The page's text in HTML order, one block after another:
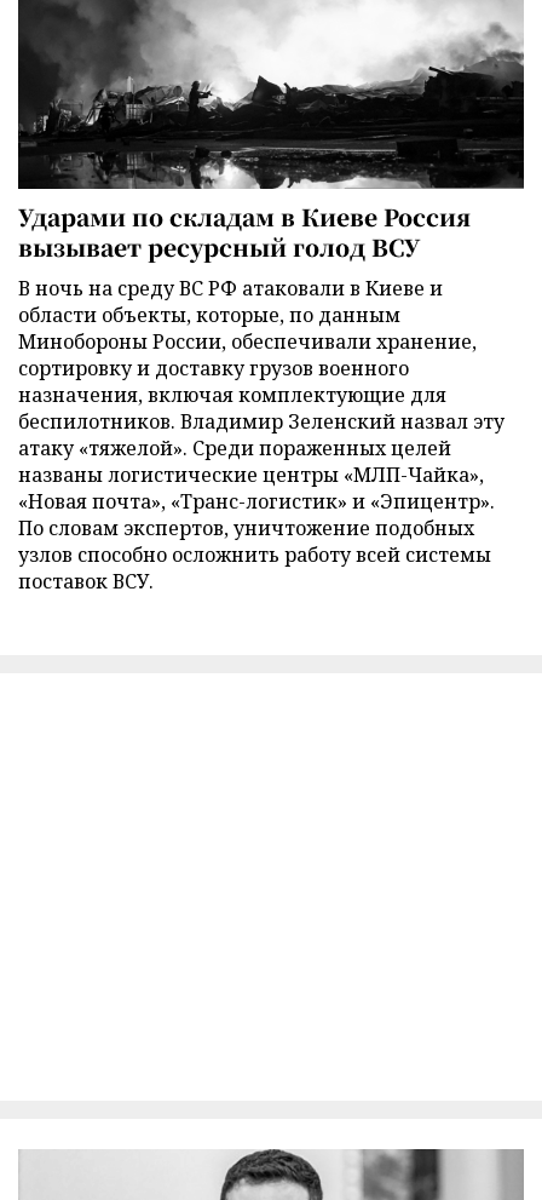
Ударами по складам в Киеве Россия
вызывает ресурсный голод ВСУ
В ночь на среду ВС РФ атаковали в Киеве и
области объекты, которые, по данным
Минобороны России, обеспечивали хранение,
сортировку и доставку грузов военного
назначения, включая комплектующие для
беспилотников. Владимир Зеленский назвал эту
атаку «тяжелой». Среди пораженных целей
названы логистические центры «МЛП-Чайка»,
«Новая почта», «Транс-логистик» и «Эпицентр».
По словам экспертов, уничтожение подобных
узлов способно осложнить работу всей системы
поставок ВСУ.